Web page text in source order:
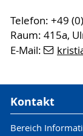
Telefon: +49
Raum: 415a,
E-Mail:
Kontakt
Bereich